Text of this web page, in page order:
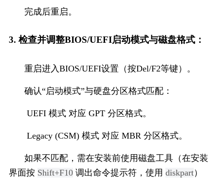
完成后重启。
3. 检查并调整BIOS/UEFI启动模式与磁盘格式：
重启进入BIOS/UEFI设置（按Del/F2等键）。
确认“启动模式”与硬盘分区格式匹配：
UEFI 模式 对应 GPT 分区格式。
Legacy (CSM) 模式 对应 MBR 分区格式。
如果不匹配，需在安装前使用磁盘工具（在安装
界面按 Shift+F10 调出命令提示符，使用 diskpart）